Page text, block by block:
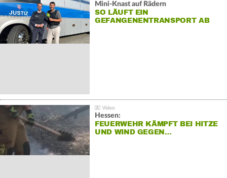
Mini-Knast auf Rädern
SO LÄUFT EIN
GEFANGENENTRANSPORT AB
Hessen:
FEUERWEHR KÄMPFT BEI HITZE
UND WIND GEGEN…